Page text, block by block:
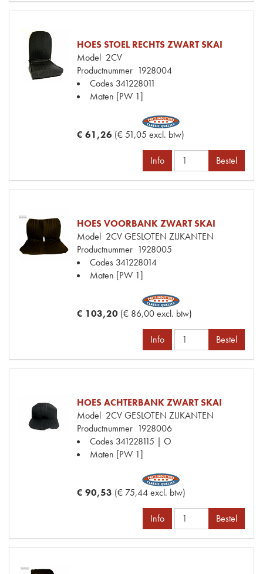
HOES STOEL RECHTS ZWART SKAI
Model 2CV
Productnummer 1928004
Codes 341228011
Maten [PW 1]
€ 61,26 (€ 51,05 excl. btw)
Info Bestel
HOES VOORBANK ZWART SKAI
Model 2CV GESLOTEN ZIJKANTEN
Productnummer 1928005
Codes 341228014
Maten [PW 1]
€ 103,20 (€ 86,00 excl. btw)
Info Bestel
HOES ACHTERBANK ZWART SKAI
Model 2CV GESLOTEN ZIJKANTEN
Productnummer 1928006
Codes 341228115 | O
Maten [PW 1]
€ 90,53 (€ 75,44 excl. btw)
Info Bestel